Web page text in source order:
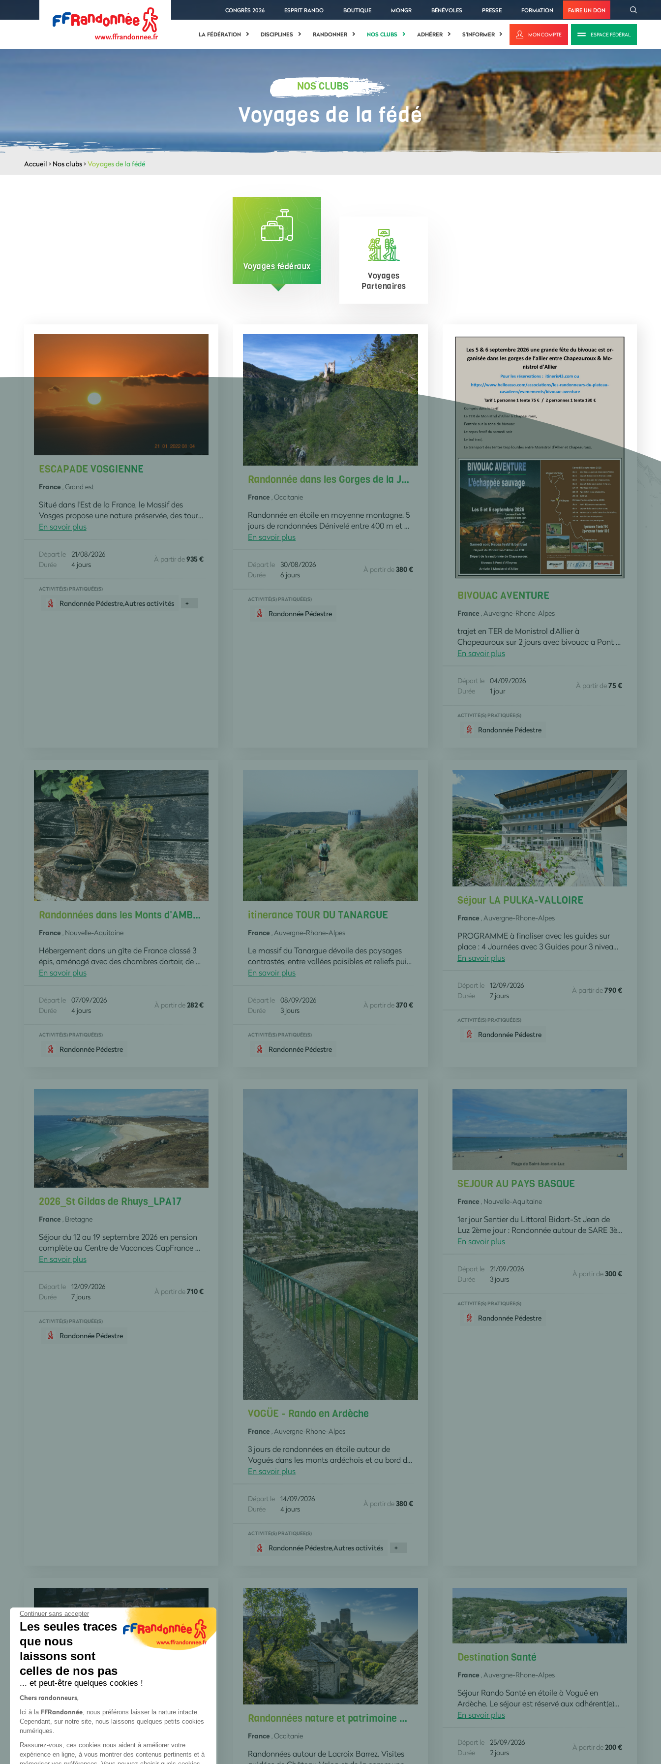
CONGRÈS 2026 ESPRIT RANDO BOUTIQUE MONGR BÉNÉVOLES PRESSE FORMATION FAIRE UN DON
LA FÉDÉRATION DISCIPLINES RANDONNER NOS CLUBS ADHÉRER S'INFORMER MON COMPTE ESPACE FÉDÉRAL
NOS CLUBS
Voyages de la fédé
Accueil > Nos clubs>Voyages de la fédé
Voyages fédéraux
Voyages
Partenaires
ESCAPADE VOSGIENNE
France , Grand est
Situé dans l'Est de la France, le Massif des
Vosges propose une nature préservée, des tourbières boréales, une faune sauvage originale avec le lynx, le chamois et le grand tétras, de profondes forêts de résineux sans oublier ses habitants généreux et accueillants par nature. Le Massif des Vosges offre une multitude d'activités et principalement la randonnée, on y recense plus de 18 000 km de sentiers balisés. De nombreux itinéraires empruntant des pistes cyclables , permettent également le cyclotourisme en vélo de route, VTT, VTC Sa gastronomie, la chaleur des fermes auberges sur les crêtes et les vallées ont de quoi séduire les plus exigeants...
En savoir plus
Départ le
21/08/2026
Durée
4 jours
À partir de935 €
ACTIVITÉ(S) PRATIQUÉE(S)
Randonnée Pédestre,Autres activités +
Randonnée dans les Gorges de la Jonte
France , Occitanie
Randonnée en étoile en moyenne montagne. 5
jours de randonnées Dénivelé entre 400 m et 500 m Lieu de séjour:gîte La Draille 465 route de Florac 48150 Meyrueis
En savoir plus
Départ le
30/08/2026
Durée
6 jours
À partir de380 €
ACTIVITÉ(S) PRATIQUÉE(S)
Randonnée Pédestre
BIVOUAC AVENTURE
France , Auvergne-Rhone-Alpes
trajet en TER de Monistrol d'Allier à
Chapeauroux sur 2 jours avec bivouac a Pont d'Alleyras repas festif et bal trad le samedi soir
En savoir plus
Départ le 04/09/2026
Durée
1 jour
À partir de75 €
ACTIVITÉ(S) PRATIQUÉE(S)
Randonnée Pédestre
Randonnées dans les Monts d'AMBAZAC 87340
France , Nouvelle-Aquitaine
Hébergement dans un gîte de France classé 3
épis, aménagé avec des chambres dortoir, de salles d'eau et de WC non privatifs. la fourniture des repas est assurée du dîner le lundi au petit déjeuner le vendredi, des piqueniques seront distribués les 8, 9 et 10 septembre. les 3 randonnées seront organisées avec un Guide local.
En savoir plus
Départ le
07/09/2026
Durée
4 jours
À partir de282 €
ACTIVITÉ(S) PRATIQUÉE(S)
Randonnée Pédestre
itinerance TOUR DU TANARGUE
France , Auvergne-Rhone-Alpes
Le massif du Tanargue dévoile des paysages
contrastés, entre vallées paisibles et reliefs puissants. Ce GR de pays serpente à travers crètes escarpées, forêts de châtaigniers et landes à genêts. Il vous plongera au coeur d'un territoire préservé, ponctué de superbes panoramas.
En savoir plus
Départ le 08/09/2026
Durée
3 jours
À partir de370 €
ACTIVITÉ(S) PRATIQUÉE(S)
Randonnée Pédestre
Séjour LA PULKA-VALLOIRE
France , Auvergne-Rhone-Alpes
PROGRAMME à finaliser avec les guides sur
place : 4 Journées avec 3 Guides pour 3 niveaux de randos à la journée, 10 à 12 km, 13 à 16 km et plus de 16 km. 1 Demi-journée avec 1 Guides pour 3 niveaux de randos à la demi-journée, 5 à 6 km, 7 à 8 km et plus de 8 km. 1 Demi-journée organisée par l'Association Découverte et Nature
En savoir plus
Départ le 12/09/2026
Durée
7 jours
À partir de790 €
ACTIVITÉ(S) PRATIQUÉE(S)
Randonnée Pédestre
2026_St Gildas de Rhuys_LPA17
France , Bretagne
Séjour du 12 au 19 septembre 2026 en pension
complète au Centre de Vacances CapFrance La Pierre Bleue à St Gildas de Rhuy (56). Randonnées quotidiennes accompagnées par un guide du centre de vacances .
En savoir plus
Départ le
12/09/2026
Durée
7 jours
À partir de710 €
ACTIVITÉ(S) PRATIQUÉE(S)
Randonnée Pédestre
VOGÜE - Rando en Ardèche
France , Auvergne-Rhone-Alpes
3 jours de randonnées en étoile autour de
Vogués dans les monts ardéchois et au bord de l'Ardèche et visite de la grotte Chauvet 2. Déplacement par covoiturage des participants.
En savoir plus
Départ le 14/09/2026
Durée
4 jours
À partir de380 €
ACTIVITÉ(S) PRATIQUÉE(S)
Randonnée Pédestre,Autres activités +
SEJOUR AU PAYS BASQUE
France , Nouvelle-Aquitaine
1er jour Sentier du Littoral Bidart-St Jean de
Luz 2ème jour : Randonnée autour de SARE 3ème jour : Randonnée à Ainhoa 4ème jour : Retour à Agen
En savoir plus
Départ le
21/09/2026
Durée
3 jours
À partir de300 €
ACTIVITÉ(S) PRATIQUÉE(S)
Randonnée Pédestre
sri Lanka
Sri Lanka
Randonnées nature et patrimoine Carladez
France , Occitanie
Randonnées autour de Lacroix Barrez. Visites
Destination Santé
France , Auvergne-Rhone-Alpes
Séjour Rando Santé en étoile à Voguë en
Ardèche. Le séjour est réservé aux adhérent(e)s des clubs RANDO SANTE.
En savoir plus
Départ le
25/09/2026
Durée
2 jours
À partir de200 €
Continuer sans accepter
Les seules traces
que nous
laissons sont
celles de nos pas
... et peut-être quelques cookies !
Chers randonneurs,
Ici à la FFRandonnée, nous préférons laisser la nature intacte.
Cependant, sur notre site, nous laissons quelques petits cookies
numériques.
Rassurez-vous, ces cookies nous aident à améliorer votre
expérience en ligne, à vous montrer des contenus pertinents et à